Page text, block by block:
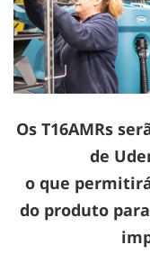
Os T16AMRs
de
o que
do produto